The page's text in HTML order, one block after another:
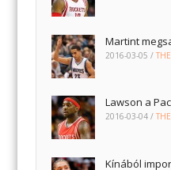
Martint
2016-03-05 /
Lawson a
2016-03-04 /
Kínából